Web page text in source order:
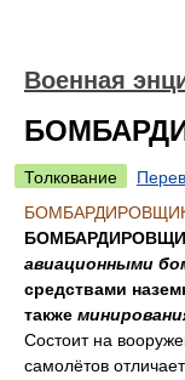
Военная
Толкование
авиационными
средствами
также
Состоит на
самолётов